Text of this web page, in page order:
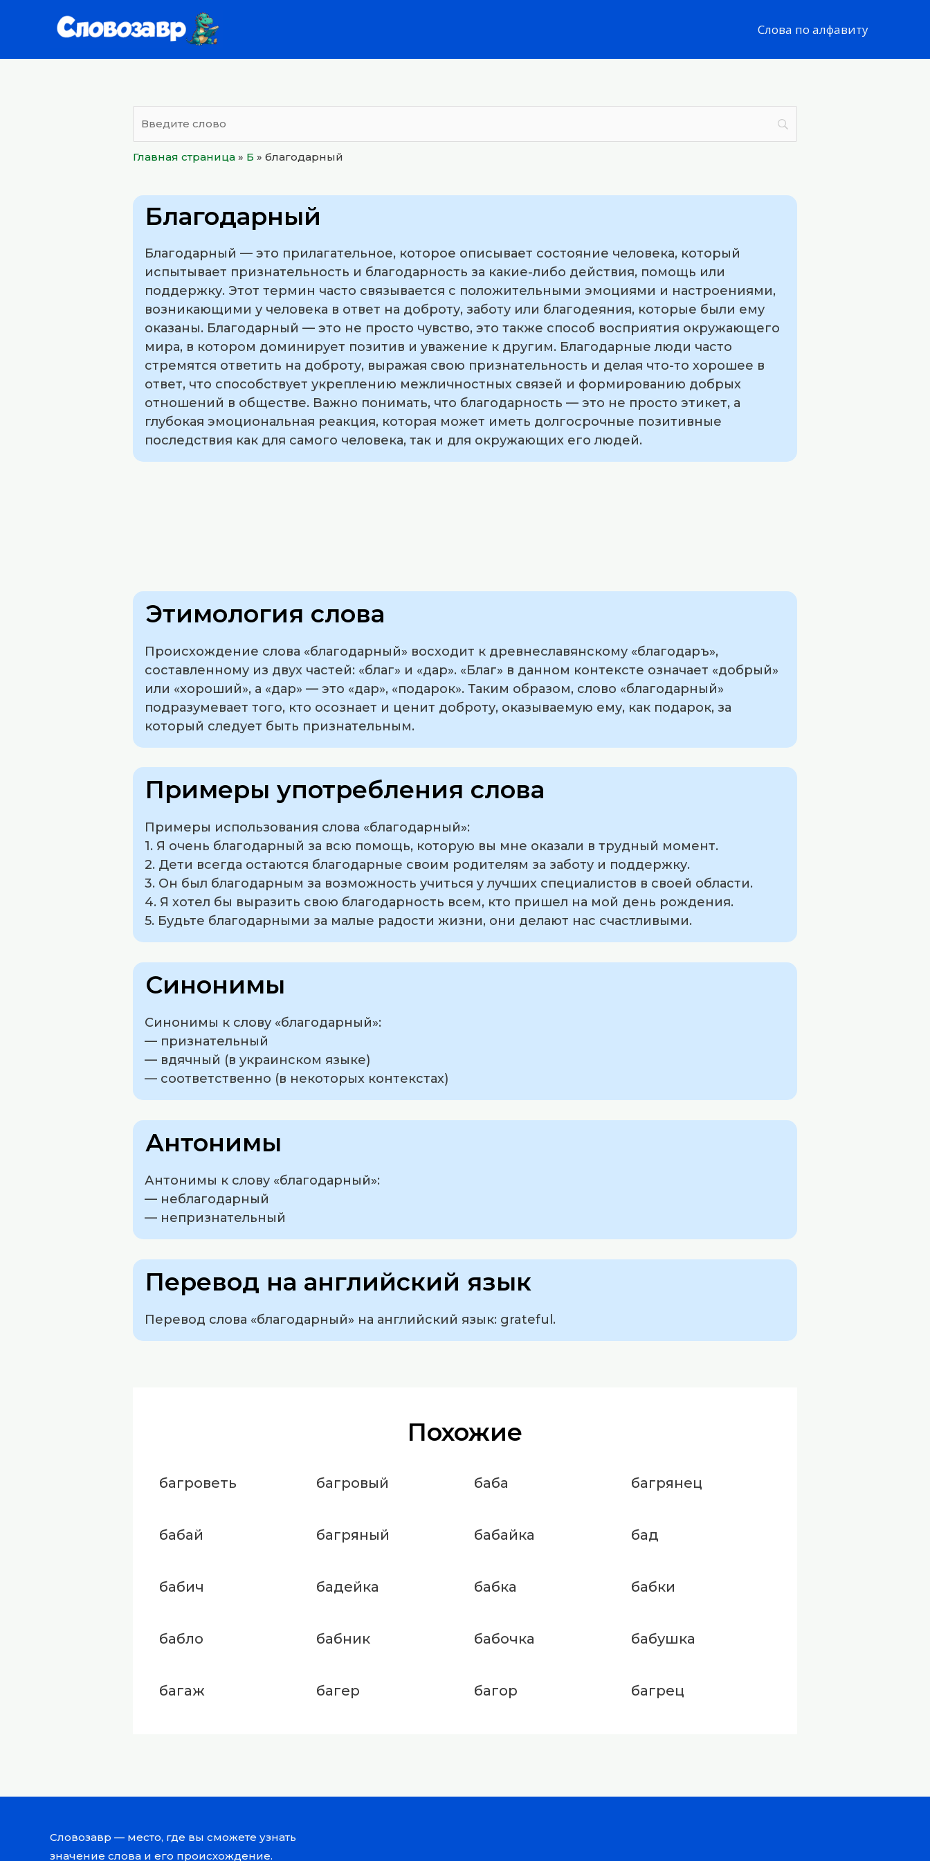
Слова по алфавиту
Главная страница » Б » благодарный
Благодарный
Благодарный — это прилагательное, которое описывает состояние человека, который
испытывает признательность и благодарность за какие-либо действия, помощь или
поддержку. Этот термин часто связывается с положительными эмоциями и настроениями,
возникающими у человека в ответ на доброту, заботу или благодеяния, которые были ему
оказаны. Благодарный — это не просто чувство, это также способ восприятия окружающего
мира, в котором доминирует позитив и уважение к другим. Благодарные люди часто
стремятся ответить на доброту, выражая свою признательность и делая что-то хорошее в
ответ, что способствует укреплению межличностных связей и формированию добрых
отношений в обществе. Важно понимать, что благодарность — это не просто этикет, а
глубокая эмоциональная реакция, которая может иметь долгосрочные позитивные
последствия как для самого человека, так и для окружающих его людей.
Этимология слова
Происхождение слова «благодарный» восходит к древнеславянскому «благодаръ»,
составленному из двух частей: «благ» и «дар». «Благ» в данном контексте означает «добрый»
или «хороший», а «дар» — это «дар», «подарок». Таким образом, слово «благодарный»
подразумевает того, кто осознает и ценит доброту, оказываемую ему, как подарок, за
который следует быть признательным.
Примеры употребления слова
Примеры использования слова «благодарный»:
1. Я очень благодарный за всю помощь, которую вы мне оказали в трудный момент.
2. Дети всегда остаются благодарные своим родителям за заботу и поддержку.
3. Он был благодарным за возможность учиться у лучших специалистов в своей области.
4. Я хотел бы выразить свою благодарность всем, кто пришел на мой день рождения.
5. Будьте благодарными за малые радости жизни, они делают нас счастливыми.
Синонимы
Синонимы к слову «благодарный»:
— признательный
— вдячный (в украинском языке)
— соответственно (в некоторых контекстах)
Антонимы
Антонимы к слову «благодарный»:
— неблагодарный
— непризнательный
Перевод на английский язык
Перевод слова «благодарный» на английский язык: grateful.
Похожие
багроветь багровый баба багрянец
бабай багряный бабайка бад
бабич бадейка бабка бабки
бабло бабник бабочка бабушка
багаж багер багор багрец
Словозавр — место, где вы сможете узнать
значение слова и его происхождение.